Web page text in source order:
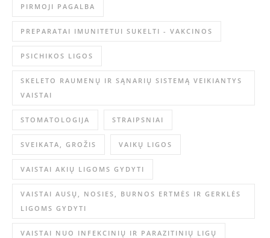
PIRMOJI PAGALBA
PREPARATAI IMUNITETUI SUKELTI - VAKCINOS
PSICHIKOS LIGOS
SKELETO RAUMENŲ IR SĄNARIŲ SISTEMĄ VEIKIANTYS
VAISTAI
STOMATOLOGIJA STRAIPSNIAI
SVEIKATA, GROŽIS VAIKŲ LIGOS
VAISTAI AKIŲ LIGOMS GYDYTI
VAISTAI AUSŲ, NOSIES, BURNOS ERTMĖS IR GERKLĖS
LIGOMS GYDYTI
VAISTAI NUO INFEKCINIŲ IR PARAZITINIŲ LIGŲ